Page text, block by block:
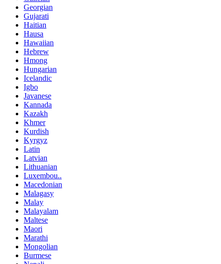
Georgian
Gujarati
Haitian
Hausa
Hawaiian
Hebrew
Hmong
Hungarian
Icelandic
Igbo
Javanese
Kannada
Kazakh
Khmer
Kurdish
Kyrgyz
Latin
Latvian
Lithuanian
Luxembou..
Macedonian
Malagasy
Malay
Malayalam
Maltese
Maori
Marathi
Mongolian
Burmese